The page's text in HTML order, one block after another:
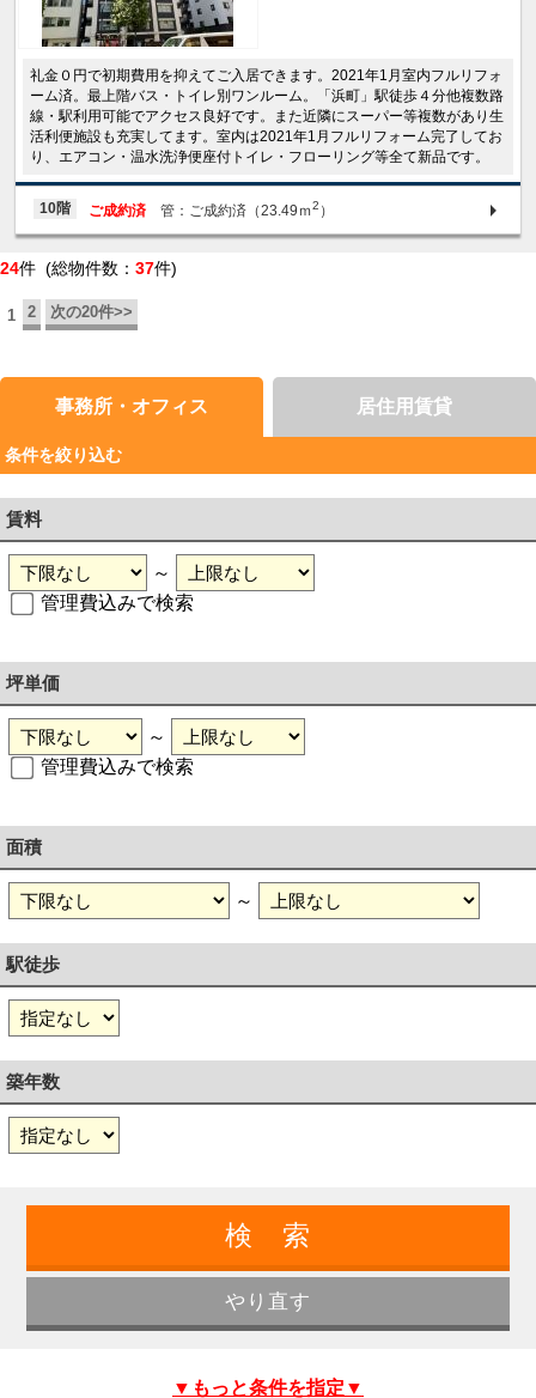
礼金０円で初期費用を抑えてご入居できます。2021年1月室内フルリフォ
ーム済。最上階バス・トイレ別ワンルーム。「浜町」駅徒歩４分他複数路
線・駅利用可能でアクセス良好です。また近隣にスーパー等複数があり生
活利便施設も充実してます。室内は2021年1月フルリフォーム完了してお
り、エアコン・温水洗浄便座付トイレ・フローリング等全て新品です。
10階 ご成約済 管：ご成約済（23.49ｍ2 ）
24件 (総物件数： 37件)
1 2 次の20件>>
事務所・オフィス 居住用賃貸
条件を絞り込む
賃料
～
管理費込みで検索
坪単価
～
管理費込みで検索
面積
～
駅徒歩
築年数
▼もっと条件を指定▼